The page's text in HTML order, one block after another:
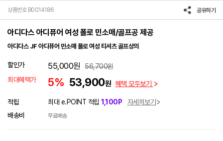
상품번호 B0014186 공유하기
아디다스 아디퓨어 여성 폴로 민소매/골프공 제공
아디다스 JF 아디퓨어 민소매 폴로 여성 티셔츠 골프상의
할인가 55,000원 56,700원
최대혜택가
5% 53,900원 혜택 모두보기
적립 최대 e.POINT 적립 1,100P
자세히보기
배송비
무료배송